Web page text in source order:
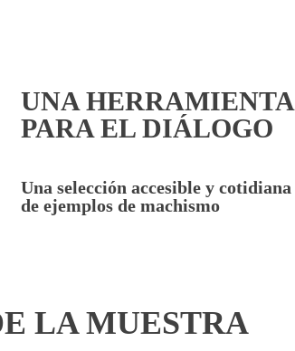
UNA HERRAMIENTA
PARA EL DIÁLOGO
Una selección accesible y cotidiana
de ejemplos de machismo
LA MUESTRA